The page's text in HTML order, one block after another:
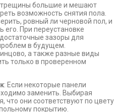
трещины большие и мешают
возможность снятия пола.
ровный ли черновой пол, и
его. При переустановке
зазоры для
в будущем.
а также разные виды
только в проверенном
: Если некоторые панели
заменить. Выбирая
что они соответствуют по цвету
покрытию.